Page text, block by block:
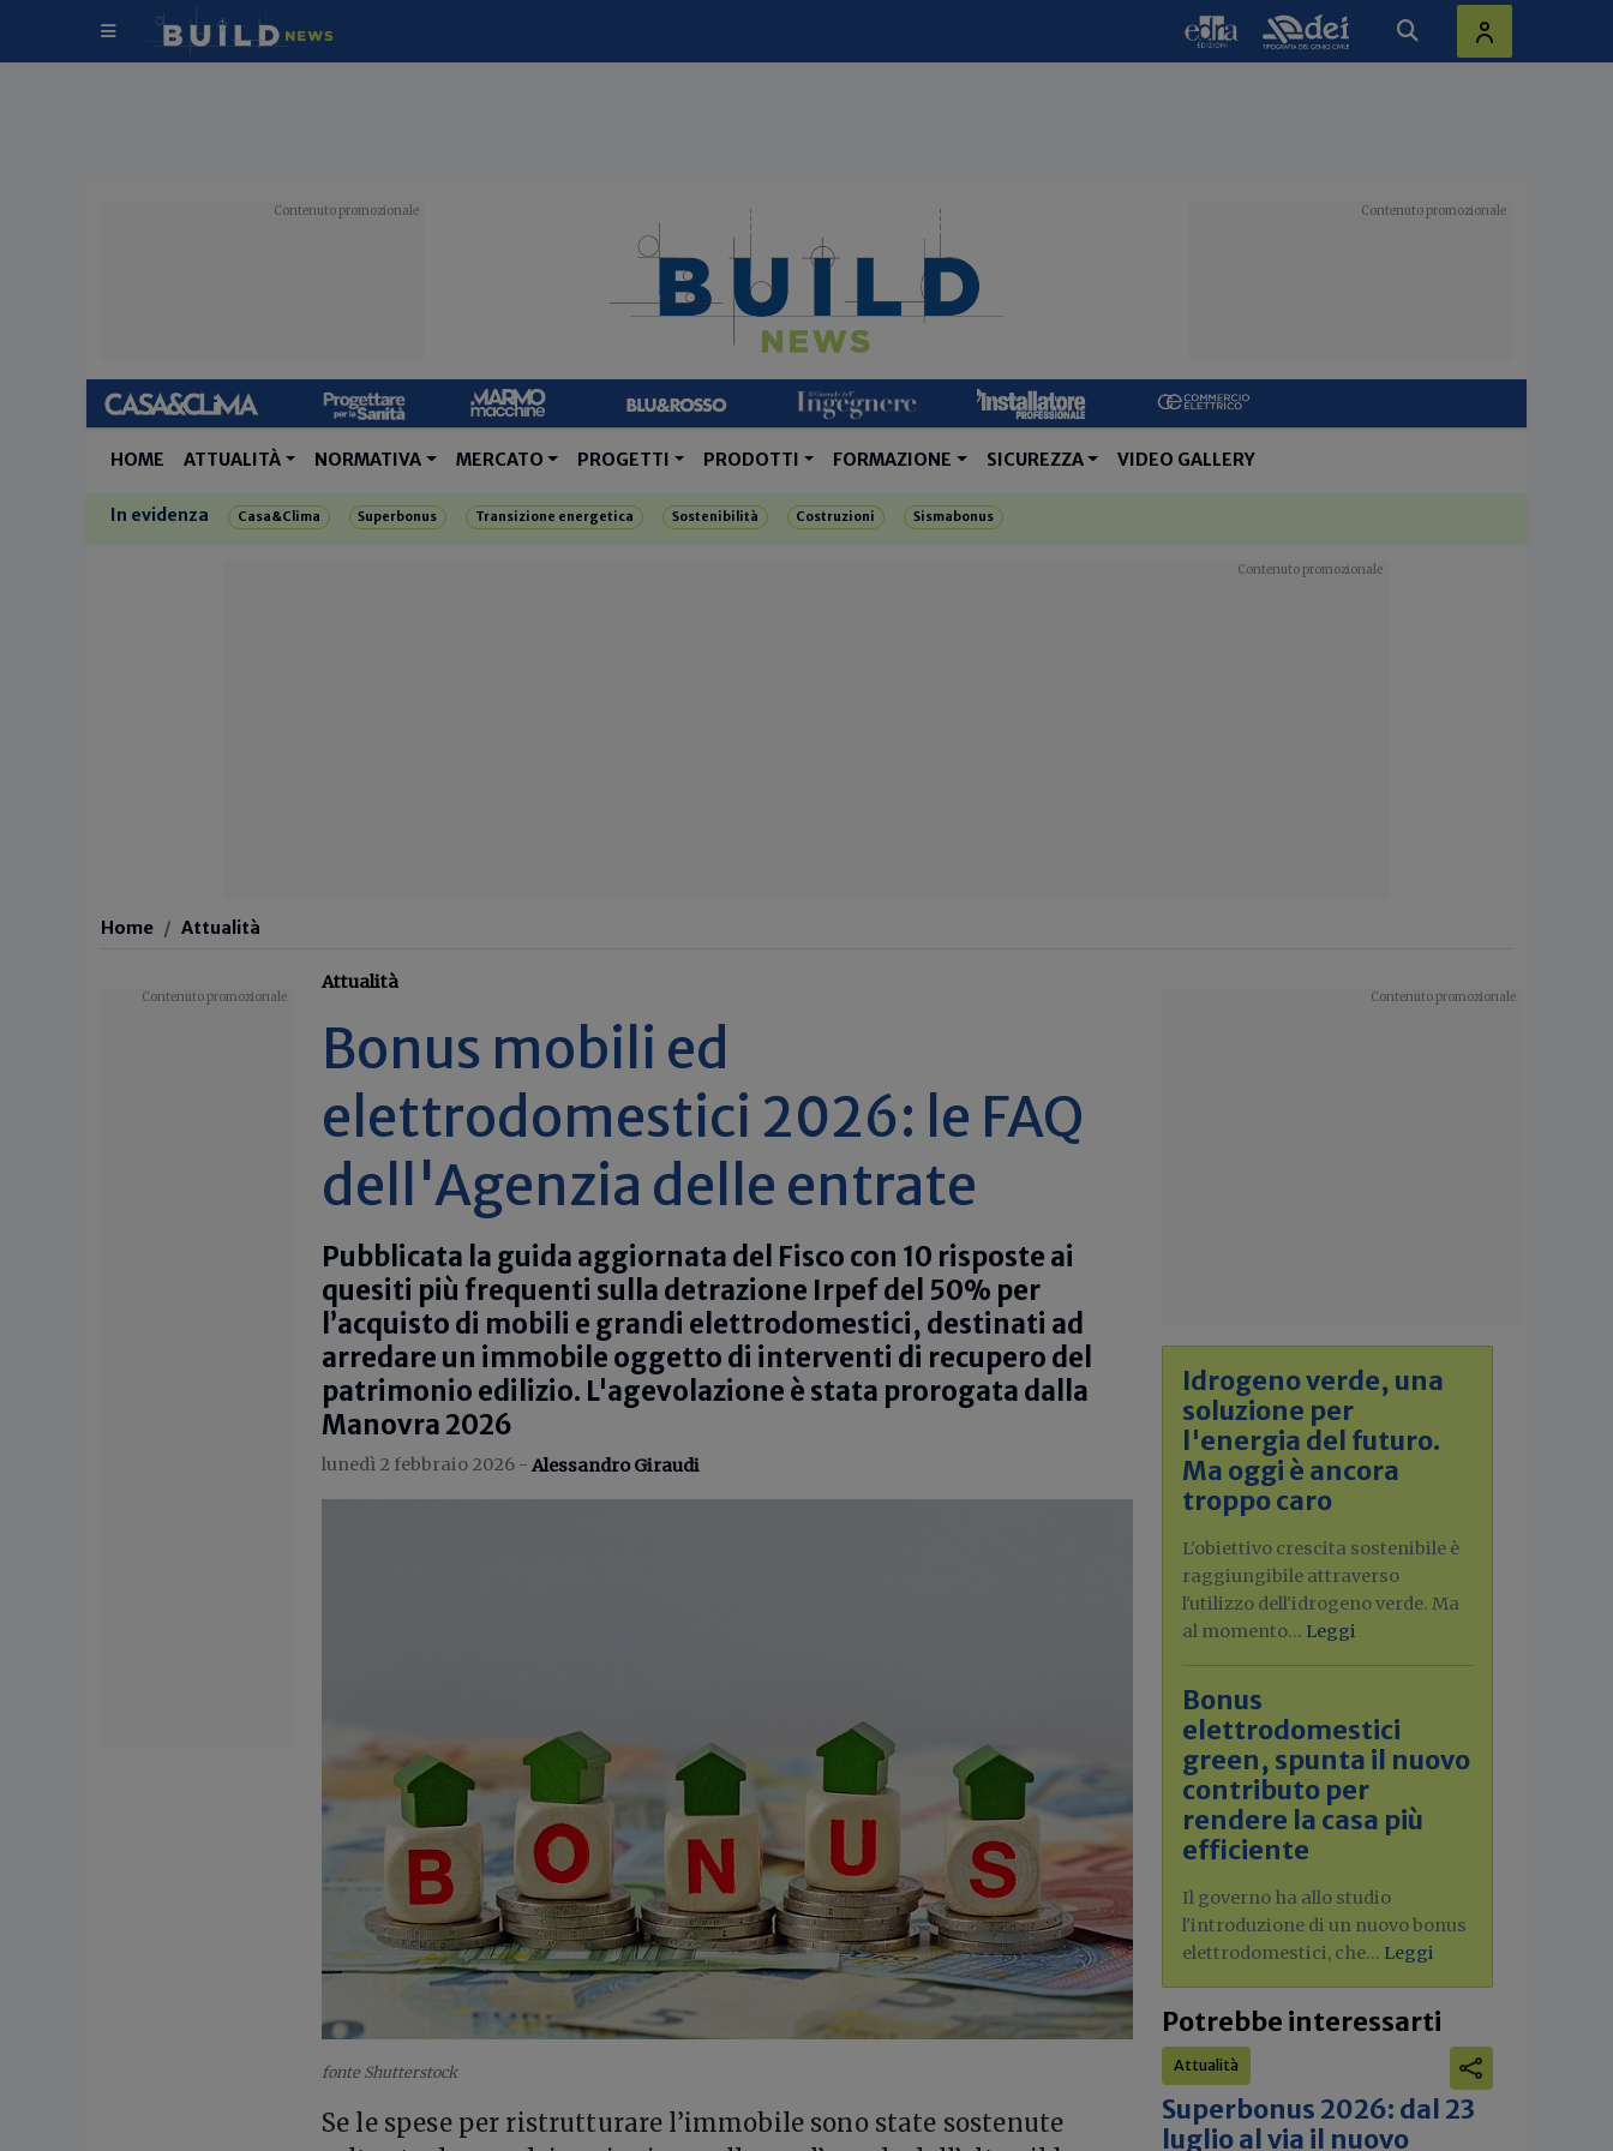
HOME ATTUALITÀ NORMATIVA MERCATO PROGETTI PRODOTTI FORMAZIONE SICUREZZA VIDEO GALLERY
In evidenza Casa&Clima Superbonus Transizione energetica Sostenibilità Costruzioni Sismabonus
Home Attualità
Attualità
Bonus mobili ed
elettrodomestici 2026: le FAQ
dell'Agenzia delle entrate
Pubblicata la guida aggiornata del Fisco con 10 risposte ai
quesiti più frequenti sulla detrazione Irpef del 50% per
l’acquisto di mobili e grandi elettrodomestici, destinati ad
arredare un immobile oggetto di interventi di recupero del
patrimonio edilizio. L'agevolazione è stata prorogata dalla
Manovra 2026
lunedì 2 febbraio 2026 - Alessandro Giraudi
fonte Shutterstock
Se le spese per ristrutturare l’immobile sono state sostenute
Idrogeno verde, una
soluzione per
l'energia del futuro.
Ma oggi è ancora
troppo caro
L'obiettivo crescita sostenibile è
raggiungibile attraverso
l'utilizzo dell'idrogeno verde. Ma
al momento... Leggi
Bonus
elettrodomestici
green, spunta il nuovo
contributo per
rendere la casa più
efficiente
Il governo ha allo studio
l'introduzione di un nuovo bonus
elettrodomestici, che... Leggi
Potrebbe interessarti
Attualità
Superbonus 2026: dal 23
luglio al via il nuovo